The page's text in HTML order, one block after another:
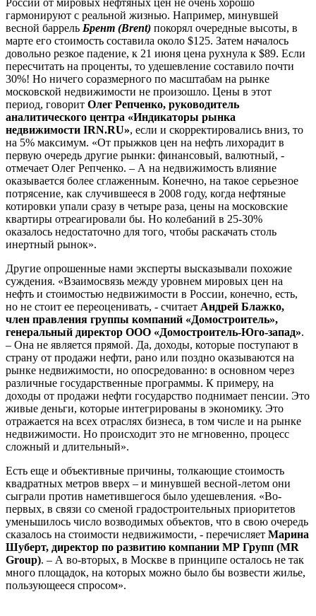
гармонируют с реальной жизнью. Например, минувшей
весной баррель Брент (Brent) покорял очередные высоты, в
марте его стоимость составила около $125. Затем началось
довольно резкое падение, к 21 июня цена рухнула к $89. Если
пересчитать на проценты, то удешевление составило почти
30%! Но ничего соразмерного по масштабам на рынке
московской недвижимости не произошло. Цены в этот
период, говорит Олег Репченко, руководитель
аналитического центра «Индикаторы рынка
недвижимости IRN.RU», если и скорректировались вниз, то
на 5% максимум. «От прыжков цен на нефть лихорадит в
первую очередь другие рынки: финансовый, валютный, -
отмечает Олег Репченко. – А на недвижимость влияние
оказывается более сглаженным. Конечно, на такое серьезное
потрясение, как случившееся в 2008 году, когда нефтяные
котировки упали сразу в четыре раза, цены на московские
квартиры отреагировали бы. Но колебаний в 25-30%
оказалось недостаточно для того, чтобы раскачать столь
инертный рынок».
Другие опрошенные нами эксперты высказывали похожие
суждения. «Взаимосвязь между уровнем мировых цен на
нефть и стоимостью недвижимости в России, конечно, есть,
но не стоит ее переоценивать, - считает Андрей Блажко,
член правления группы компаний «Домостроитель»,
генеральный директор ООО «Домостроитель-Юго-запад».
– Она не является прямой. Да, доходы, которые поступают в
страну от продажи нефти, рано или поздно оказываются на
рынке недвижимости, но опосредованно: в основном через
различные государственные программы. К примеру, на
доходы от продажи нефти государство поднимает пенсии. Это
живые деньги, которые интегрированы в экономику. Это
отражается на всех отраслях бизнеса, в том числе и на рынке
недвижимости. Но происходит это не мгновенно, процесс
сложный и длительный».
Есть еще и объективные причины, толкающие стоимость
квадратных метров вверх – и минувшей весной-летом они
сыграли против наметившегося было удешевления. «Во-
первых, в связи со сменой градостроительных приоритетов
уменьшилось число возводимых объектов, что в свою очередь
сказалось на стоимости недвижимости, - перечисляет Марина
Шуберт, директор по развитию компании МР Групп (MR
Group). – А во-вторых, в Москве в принципе осталось не так
много площадок, на которых можно было бы возвести жилье,
пользующееся спросом».